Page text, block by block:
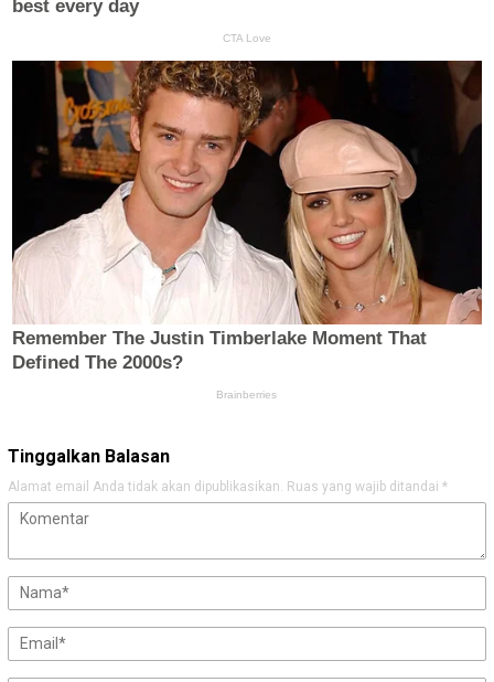
Tinggalkan Balasan
Alamat email Anda tidak akan dipublikasikan. Ruas yang wajib ditandai *